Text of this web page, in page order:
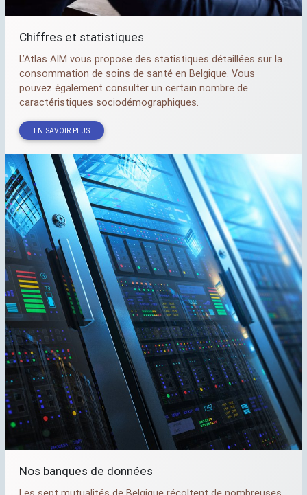
Chiffres et statistiques
L’Atlas AIM vous propose des statistiques détaillées sur la
consommation de soins de santé en Belgique. Vous
pouvez également consulter un certain nombre de
caractéristiques sociodémographiques.
EN SAVOIR PLUS
Nos banques de données